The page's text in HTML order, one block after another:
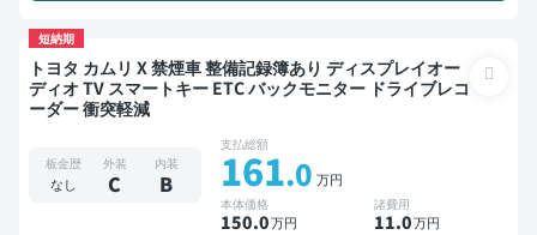
短納期
トヨタ カムリ X 禁煙車 整備記録簿あり ディスプレイオー
ディオ TV スマートキー ETC バックモニター ドライブレコ
ーダー 衝突軽減
板金歴
なし
外装
C
内装
B
支払総額
161.0 万円
本体価格
150.0万円
諸費用
11.0万円